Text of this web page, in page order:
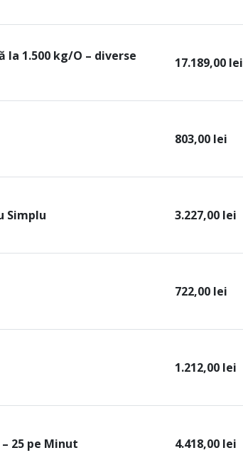
1.500 kg/O – diverse
17.189,00 lei
803,00 lei
Simplu 3.227,00 lei
722,00 lei
1.212,00 lei
25 pe Minut 4.418,00 lei